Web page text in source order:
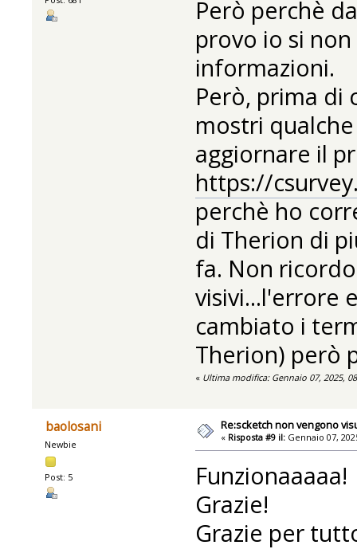
Però perchè
provo io si
informazioni.
Però, prima di
mostri
aggiornare il
https://
perchè ho
di Therion di
fa. Non
visivi...l'errore
cambiato i
Therion) però
« Ultima modifica: Gennaio 07, 2025,
baolosani
Newbie
Post: 5
Re:scketch non vengono
« Risposta #9 il: Gennaio 07,
Funzionaaaaa!
Grazie!
Grazie per